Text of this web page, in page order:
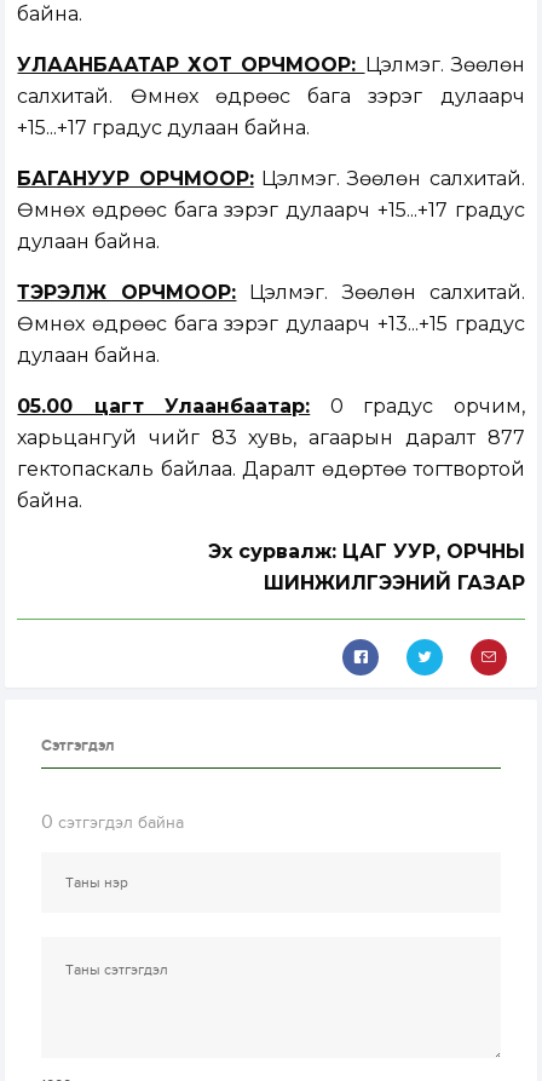
байна.
УЛААНБААТАР ХОТ ОРЧМООР: Цэлмэг. Зөөлөн
салхитай. Өмнөх өдрөөс бага зэрэг дулаарч
+15...+17 градус дулаан байна.
БАГАНУУР ОРЧМООР:Цэлмэг. Зөөлөн салхитай.
Өмнөх өдрөөс бага зэрэг дулаарч +15...+17 градус
дулаан байна.
ТЭРЭЛЖ ОРЧМООР: Цэлмэг. Зөөлөн салхитай.
Өмнөх өдрөөс бага зэрэг дулаарч +13...+15 градус
дулаан байна.
05.00 цагт Улаанбаатар: 0 градус орчим,
харьцангуй чийг 83 хувь, агаарын даралт 877
гектопаскаль байлаа. Даралт өдөртөө тогтвортой
байна.
Эх сурвалж: ЦАГ УУР, ОРЧНЫ
ШИНЖИЛГЭЭНИЙ ГАЗАР
Сэтгэгдэл
0 сэтгэгдэл байна